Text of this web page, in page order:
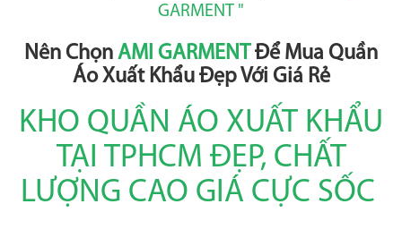
GARMENT "
Nên Chọn AMI GARMENT Để Mua Quần
Áo Xuất Khẩu Đẹp Với Giá Rẻ
KHO QUẦN ÁO XUẤT KHẨU
TẠI TPHCM ĐẸP, CHẤT
LƯỢNG CAO GIÁ CỰC SỐC